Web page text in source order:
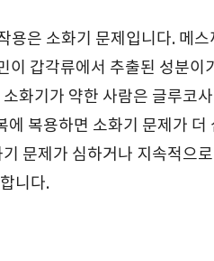
용은 소화기 문제입니다. 메
갑각류에서 추출된 성분이
화기가 약한 사람은 글루코
복용하면 소화기 문제가 더
문제가 심하거나 지속적으
니다.